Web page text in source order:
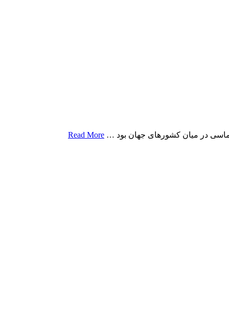
در میان کشورهای جهان بود … Read More